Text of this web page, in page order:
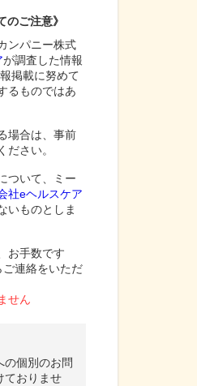
のご注意》
ンパニー株式
が調査した情報
掲載に努めて
るものではあ
場合は、事前
ださい。
ついて、ミー
社eヘルスケア
いものとしま
お手数です
ご連絡をいただ
せん
の個別のお問
ておりませ